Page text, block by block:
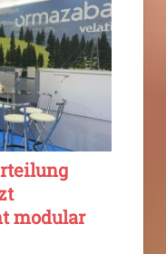
modular